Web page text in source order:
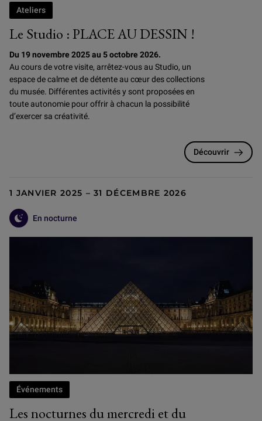
Le Studio : PLACE AU DESSIN !
Ateliers
Du 19 novembre 2025 au 5 octobre 2026.
Au cours de votre visite, arrêtez-vous au Studio, un
espace de calme et de détente au cœur des collections
du musée. Différentes activités y sont proposées en
toute autonomie pour offrir à chacun la possibilité
d’exercer sa créativité.
Découvrir
1 JANVIER 2025 – 31 DÉCEMBRE 2026
En nocturne
Les nocturnes du mercredi et du
Événements